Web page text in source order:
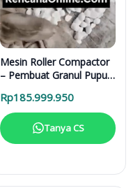
Mesin Roller Compactor
– Pembuat Granul Pupuk
Rp185.999.950
Tanya CS